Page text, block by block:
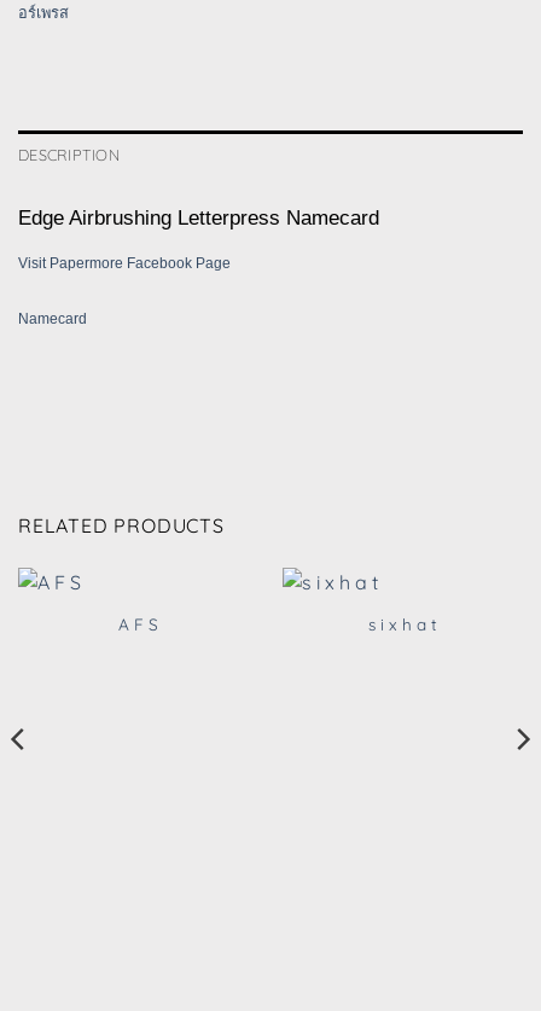
อร์เพรส
DESCRIPTION
Edge Airbrushing Letterpress Namecard
Visit Papermore Facebook Page
Namecard
RELATED PRODUCTS
A F S s i x h a t